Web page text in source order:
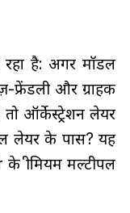
रहा है: अगर मॉडल
फ्रेंडली और ग्राहक
ऑर्केस्ट्रेशन लेयर
लेयर के पास? यह
प्रीमियम मल्टीपल